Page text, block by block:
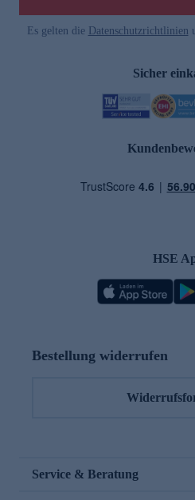
Es gelten die Datenschutzrichtlinien
Sicher
HSE
Bestellung widerrufen
Service & Beratung